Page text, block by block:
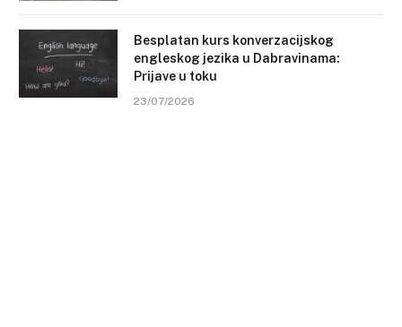
Besplatan kurs konverzacijskog
engleskog jezika u Dabravinama:
Prijave u toku
23/07/2026